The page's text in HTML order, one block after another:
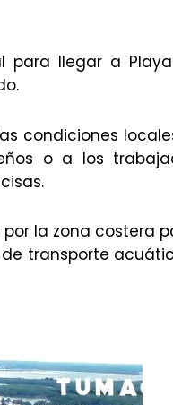
para llegar a Playa
condiciones
o a los
la zona costera
de transporte